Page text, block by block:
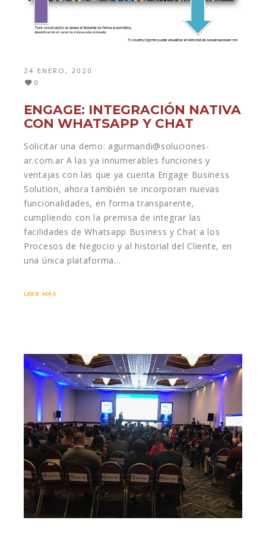
24 ENERO, 2020
0
ENGAGE: INTEGRACIÓN NATIVA
CON WHATSAPP Y CHAT
Solicitar una demo: agurmandi@soluciones-
ar.com.ar A las ya innumerables funciones y
ventajas con las que ya cuenta Engage Business
Solution, ahora también se incorporan nuevas
funcionalidades, en forma transparente,
cumpliendo con la premisa de integrar las
facilidades de Whatsapp Business y Chat a los
Procesos de Negocio y al historial del Cliente, en
una única plataforma…
LEER MÁS